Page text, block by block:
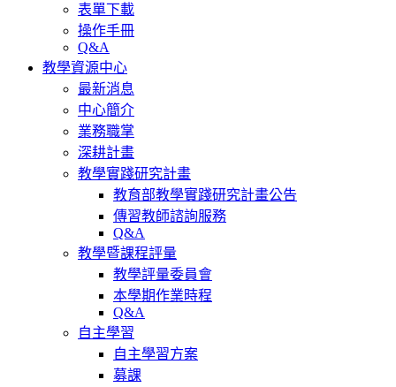
表單下載
操作手冊
Q&A
教學資源中心
最新消息
中心簡介
業務職掌
深耕計畫
教學實踐研究計畫
教育部教學實踐研究計畫公告
傳習教師諮詢服務
Q&A
教學暨課程評量
教學評量委員會
本學期作業時程
Q&A
自主學習
自主學習方案
募課